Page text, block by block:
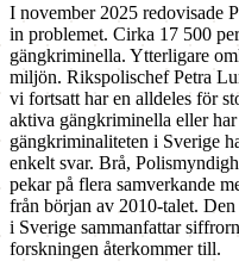
I november 2025 redovisade
in problemet. Cirka 17 500
gängkriminella. Ytterligare
miljön. Rikspolischef Petra
vi fortsatt har en alldeles för
aktiva gängkriminella eller
gängkriminaliteten i Sverige
enkelt svar. Brå,
pekar på flera samverkande
från början av 2010-talet.
i Sverige sammanfattar
forskningen återkommer till.